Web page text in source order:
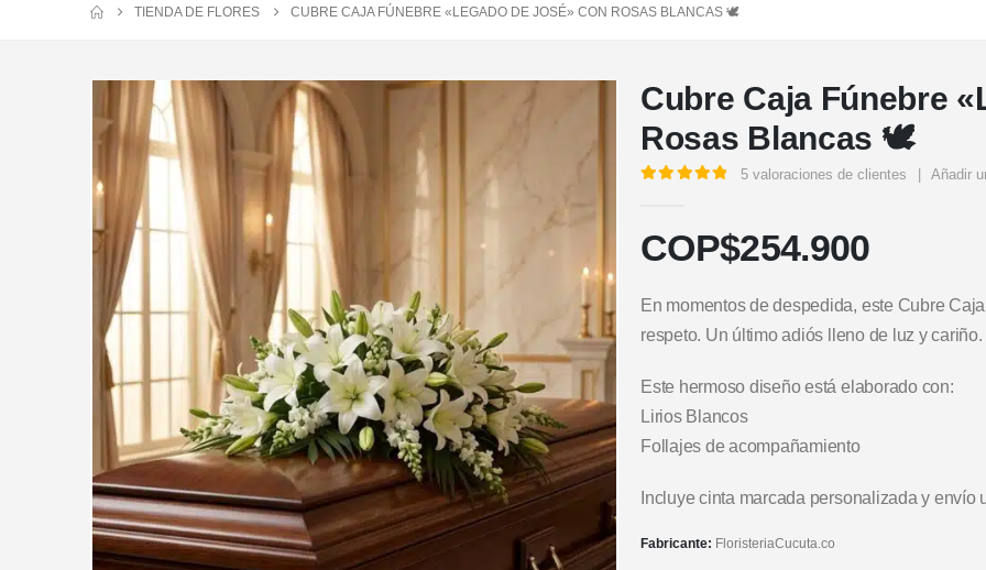
TIENDA DE FLORES CUBRE CAJA FÚNEBRE «LEGADO DE JOSÉ» CON ROSAS BLANCAS 🕊️
Cubre Caja Fúnebre
Rosas Blancas 🕊️
5 valoraciones de clientes Añadir
COP$254.900
En momentos de despedida, este Cubre
respeto. Un último adiós lleno de luz y
Este hermoso diseño está elaborado con:
Lirios Blancos
Follajes de acompañamiento
Incluye cinta marcada personalizada y envío
Fabricante: FloristeriaCucuta.co